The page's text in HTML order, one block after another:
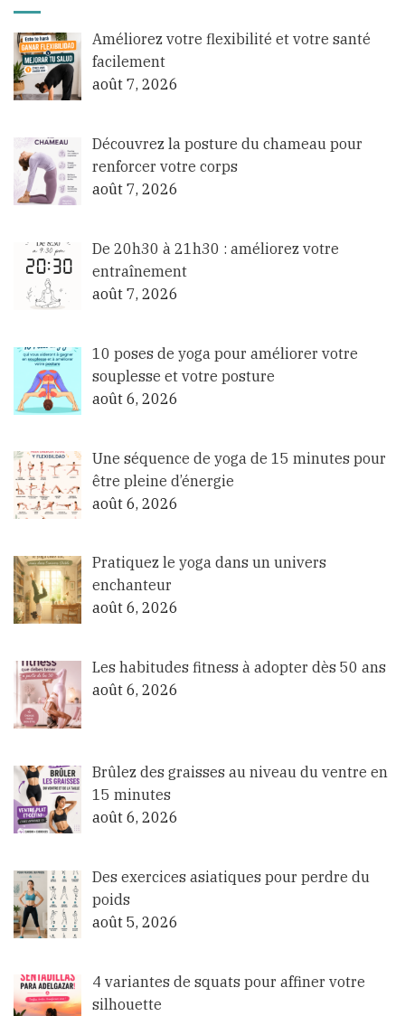
Améliorez votre flexibilité et votre santé
facilement
août 7, 2026
Découvrez la posture du chameau pour
renforcer votre corps
août 7, 2026
De 20h30 à 21h30 : améliorez votre
entraînement
août 7, 2026
10 poses de yoga pour améliorer votre
souplesse et votre posture
août 6, 2026
Une séquence de yoga de 15 minutes pour
être pleine d’énergie
août 6, 2026
Pratiquez le yoga dans un univers
enchanteur
août 6, 2026
Les habitudes fitness à adopter dès 50 ans
août 6, 2026
Brûlez des graisses au niveau du ventre en
15 minutes
août 6, 2026
Des exercices asiatiques pour perdre du
poids
août 5, 2026
4 variantes de squats pour affiner votre
silhouette